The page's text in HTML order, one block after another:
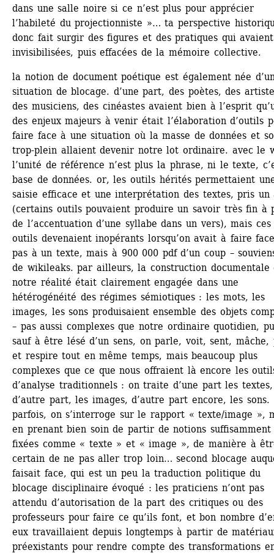
dans une salle noire si ce n’est plus pour apprécier
l’habileté du projectionniste »… ta perspective
donc fait surgir des figures et des pratiques qui
invisibilisées, puis effacées de la mémoire collective.
la notion de document poétique est également née
situation de blocage. d’une part, des poètes, des
des musiciens, des cinéastes avaient bien à l’esprit
des enjeux majeurs à venir était l’élaboration d’outils
faire face à une situation où la masse de données et
trop-plein allaient devenir notre lot ordinaire. avec le
l’unité de référence n’est plus la phrase, ni le texte,
base de données. or, les outils hérités permettaient
saisie efficace et une interprétation des textes, pris un
(certains outils pouvaient produire un savoir très fin à
de l’accentuation d’une syllabe dans un vers), mais ces
outils devenaient inopérants lorsqu’on avait à faire
pas à un texte, mais à 900 000 pdf d’un coup –
de wikileaks. par ailleurs, la construction documentale
notre réalité était clairement engagée dans une
hétérogénéité des régimes sémiotiques : les mots, les
images, les sons produisaient ensemble des objets
– pas aussi complexes que notre ordinaire quotidien,
sauf à être lésé d’un sens, on parle, voit, sent, mâche,
et respire tout en même temps, mais beaucoup plus
complexes que ce que nous offraient là encore les
d’analyse traditionnels : on traite d’une part les textes,
d’autre part, les images, d’autre part encore, les sons.
parfois, on s’interroge sur le rapport « texte/image »,
en prenant bien soin de partir de notions suffisamment
fixées comme « texte » et « image », de manière à
certain de ne pas aller trop loin… second blocage
faisait face, qui est un peu la traduction politique du
blocage disciplinaire évoqué : les praticiens n’ont pas
attendu d’autorisation de la part des critiques ou des
professeurs pour faire ce qu’ils font, et bon nombre
eux travaillaient depuis longtemps à partir de
préexistants pour rendre compte des transformations